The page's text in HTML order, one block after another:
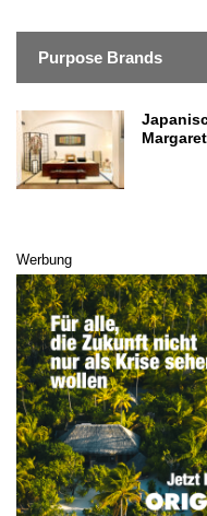
Purpose Brands
Werbung